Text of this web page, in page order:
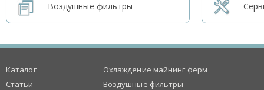
Воздушные фильтры
Каталог
Статьи
Охлаждение майнинг ферм
Воздушные фильтры